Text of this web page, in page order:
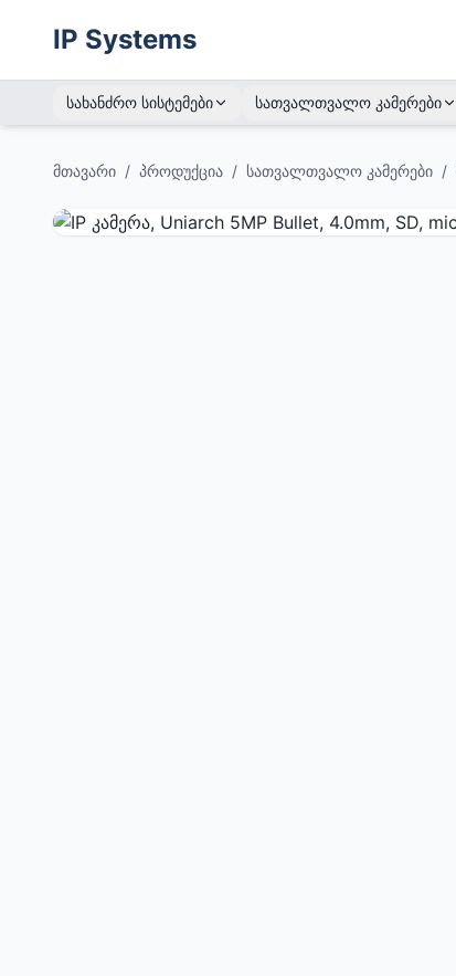
IP Systems
სახანძრო სისტემები სათვალთვალო კამერები
მთავარი / პროდუქცია / სათვალთვალო კამერები /